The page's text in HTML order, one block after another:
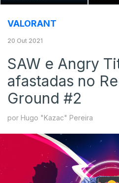
VALORANT
20 Out 2021
SAW e Angry
afastadas no
Ground #2
por Hugo "Kazac" Pereira